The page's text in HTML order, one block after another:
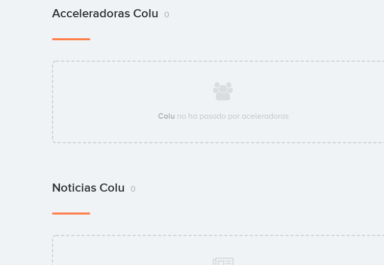
Acceleradoras Colu 0
Colu no ha pasado por aceleradoras
Noticias Colu 0